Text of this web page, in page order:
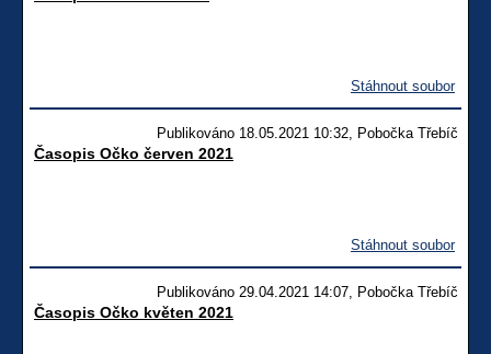
Stáhnout soubor
Publikováno 18.05.2021 10:32, Pobočka Třebíč
Časopis Očko červen 2021
Stáhnout soubor
Publikováno 29.04.2021 14:07, Pobočka Třebíč
Časopis Očko květen 2021